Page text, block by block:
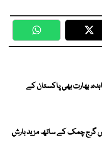
WhatsApp
بھارت بھی پاکستان کے
گرج چمک کے ساتھ مزید بارش